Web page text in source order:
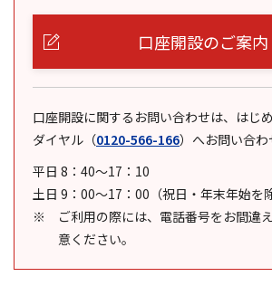
口座開設のご案内
口座開設に関するお問い合わせは、はじ
ダイヤル （0120-566-166） へお問い合わ
平日 8：40～17：10
土日 9：00～17：00（祝日・年末年始を除
ご利用の際には、電話番号をお間違
意ください。